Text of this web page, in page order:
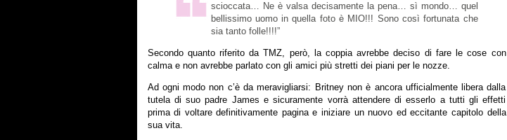
scioccata… Ne è valsa decisamente la pena… sì mondo… quel
bellissimo uomo in quella foto è MIO!!! Sono così fortunata che
sia tanto folle!!!!”
Secondo quanto riferito da TMZ, però, la coppia avrebbe deciso di fare le cose con
calma e non avrebbe parlato con gli amici più stretti dei piani per le nozze.
Ad ogni modo non c’è da meravigliarsi: Britney non è ancora ufficialmente libera dalla
tutela di suo padre James e sicuramente vorrà attendere di esserlo a tutti gli effetti
prima di voltare definitivamente pagina e iniziare un nuovo ed eccitante capitolo della
sua vita.